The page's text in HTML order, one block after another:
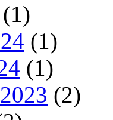
(1)
(1)
(1)
(2)